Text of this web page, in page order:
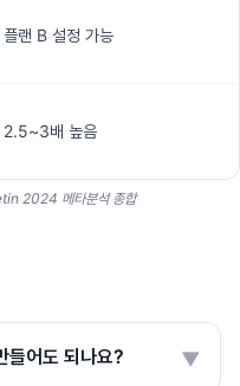
플랜 B 설정 가능
2.5~3배 높음
2024 메타분석 종합
들어도 되나요? ▼